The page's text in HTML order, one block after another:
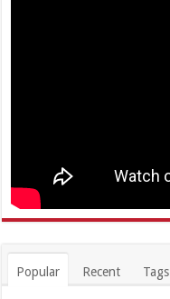
Popular Recent Tags